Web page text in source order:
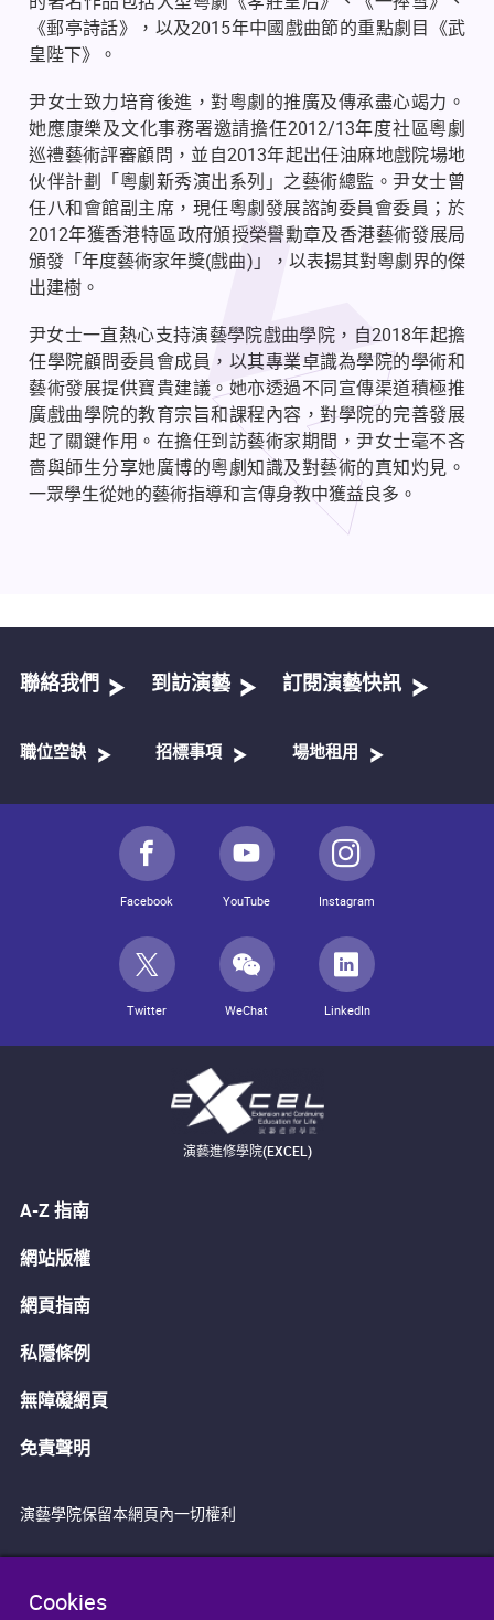
Cookies
《郵亭詩話》，以及2015年中國戲曲節的重點劇目《武
皇陛下》。
尹女士致力培育後進，對粵劇的推廣及傳承盡心竭力。
她應康樂及文化事務署邀請擔任2012/13年度社區粵劇
巡禮藝術評審顧問，並自2013年起出任油麻地戲院場地
伙伴計劃「粵劇新秀演出系列」之藝術總監。尹女士曾
任八和會館副主席，現任粵劇發展諮詢委員會委員；於
2012年獲香港特區政府頒授榮譽勳章及香港藝術發展局
頒發「年度藝術家年獎(戲曲)」，以表揚其對粵劇界的傑
出建樹。
尹女士一直熱心支持演藝學院戲曲學院，自2018年起擔
任學院顧問委員會成員，以其專業卓識為學院的學術和
藝術發展提供寶貴建議。她亦透過不同宣傳渠道積極推
廣戲曲學院的教育宗旨和課程內容，對學院的完善發展
起了關鍵作用。在擔任到訪藝術家期間，尹女士毫不吝
嗇與師生分享她廣博的粵劇知識及對藝術的真知灼見。
一眾學生從她的藝術指導和言傳身教中獲益良多。
聯絡我們 到訪演藝 訂閱演藝快訊
職位空缺 招標事項 場地租用
Facebook YouTube Instagram
Twitter WeChat LinkedIn
演藝進修學院(EXCEL)
A-Z 指南
網站版權
網頁指南
私隱條例
無障礙網頁
免責聲明
演藝學院保留本網頁內一切權利